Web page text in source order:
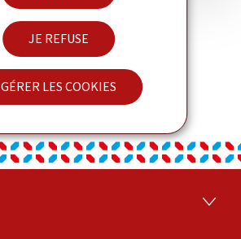
JE REFUSE
GÉRER LES COOKIES